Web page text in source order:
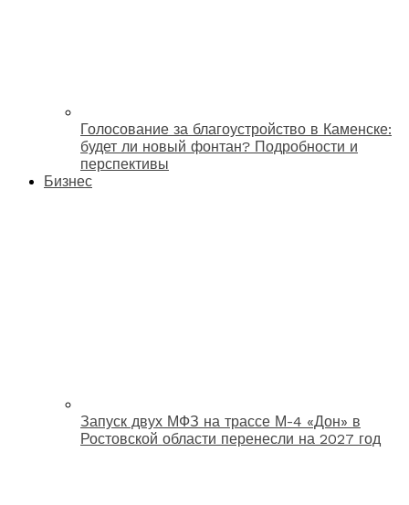
Голосование за благоустройство в Каменске:
будет ли новый фонтан? Подробности и
перспективы
Бизнес
Запуск двух МФЗ на трассе М-4 «Дон» в
Ростовской области перенесли на 2027 год